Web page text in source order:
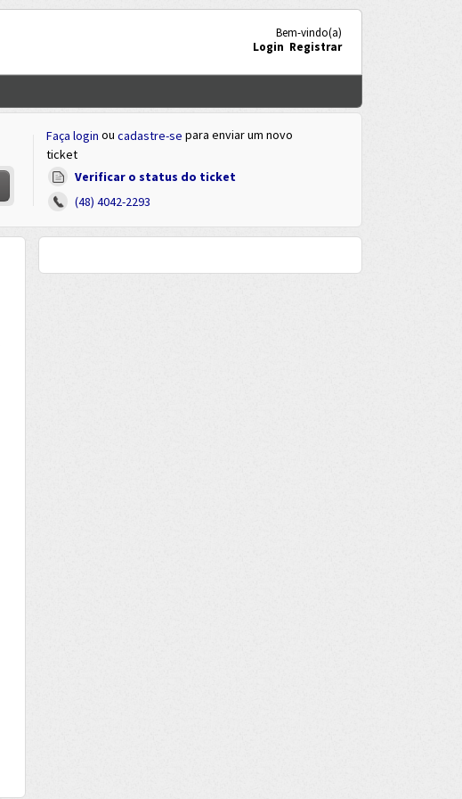
Bem-vindo(a)
Login Registrar
Faça login ou cadastre-se para enviar um novo
ticket
Verificar o status do ticket
(48) 4042-2293